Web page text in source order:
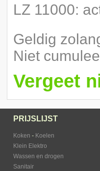
LZ 11000:
Geldig
Niet
Vergeet
PRIJSLIJST
Koken - Koelen
Klein Elektro
Wassen en drogen
Sanitair